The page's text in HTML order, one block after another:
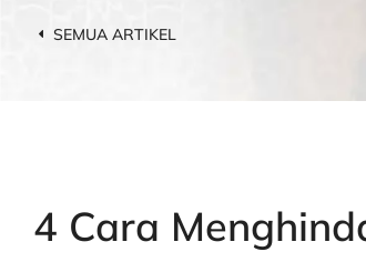
SEMUA ARTIKEL
4 Cara